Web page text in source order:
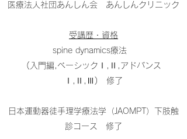
医療法人社団あんしん会 あんしんクリニック
受講歴・資格
spine dynamics療法
(入門編,ベーシックⅠ,Ⅱ,アドバンス
Ⅰ,Ⅱ,Ⅲ) 修了
日本運動器徒手理学療法学（JAOMPT）下肢触
診コース 修了